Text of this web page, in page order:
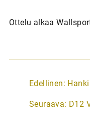
Ottelu alkaa
A
t
Edellinen:
Seuraava: D12